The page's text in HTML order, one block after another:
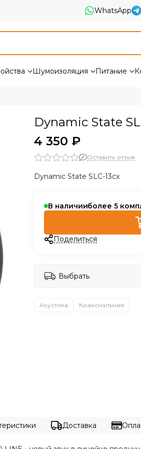
WhatsApp
Шумоизоляция Питание
Dynamic State
4 350 ₽
Оставить отзыв
Dynamic State SLC-13cx
В наличииболее 5
Поделиться
Выбрать
Акустика Коаксиальная
Доставка